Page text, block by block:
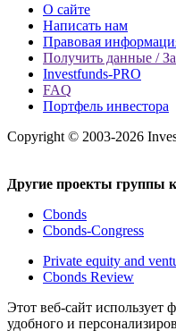
О сайте
Написать нам
Правовая
Получить данные /
Investfunds-PRO
FAQ
Портфель инвестора
Copyright © 2003-2026
Другие проекты группы
Cbonds
Cbonds-Congress
Private equity and
Cbonds Review
Этот веб-сайт использует
удобного и